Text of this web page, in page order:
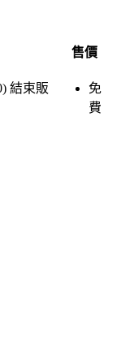
售價
結束販
免
費